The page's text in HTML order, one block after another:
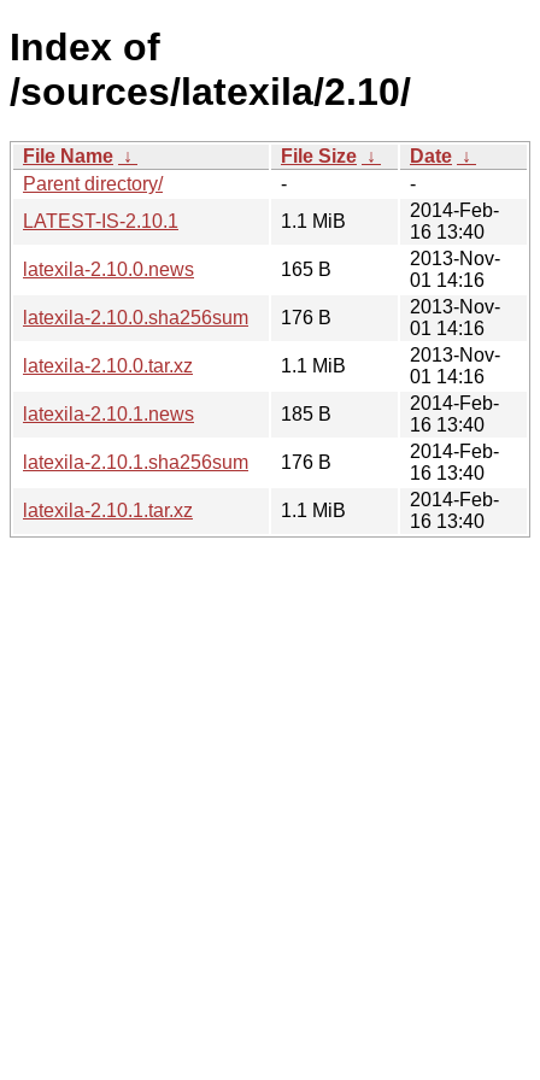
Index of
/sources/latexila/2.10/
File Name ↓ File Size ↓ Date ↓
Parent directory/
-
-
LATEST-IS-2.10.1
1.1 MiB
2014-Feb-
16 13:40
latexila-2.10.0.news
165 B
2013-Nov-
01 14:16
latexila-2.10.0.sha256sum
176 B
2013-Nov-
01 14:16
latexila-2.10.0.tar.xz
1.1 MiB
2013-Nov-
01 14:16
latexila-2.10.1.news
185 B
2014-Feb-
16 13:40
latexila-2.10.1.sha256sum
176 B
2014-Feb-
16 13:40
latexila-2.10.1.tar.xz
1.1 MiB
2014-Feb-
16 13:40